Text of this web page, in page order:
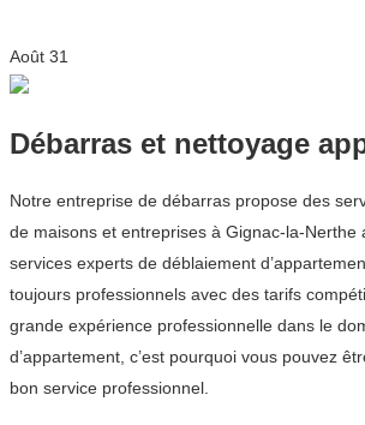
Août 31
Débarras et nettoyage
Notre entreprise de débarras propose des
de maisons et entreprises à Gignac-la-Nerthe
services experts de déblaiement
toujours professionnels avec des tarifs
grande expérience professionnelle dans le
d’appartement, c’est pourquoi vous pouvez
bon service professionnel.